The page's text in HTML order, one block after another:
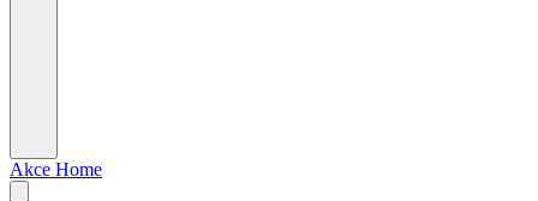
Akce Home